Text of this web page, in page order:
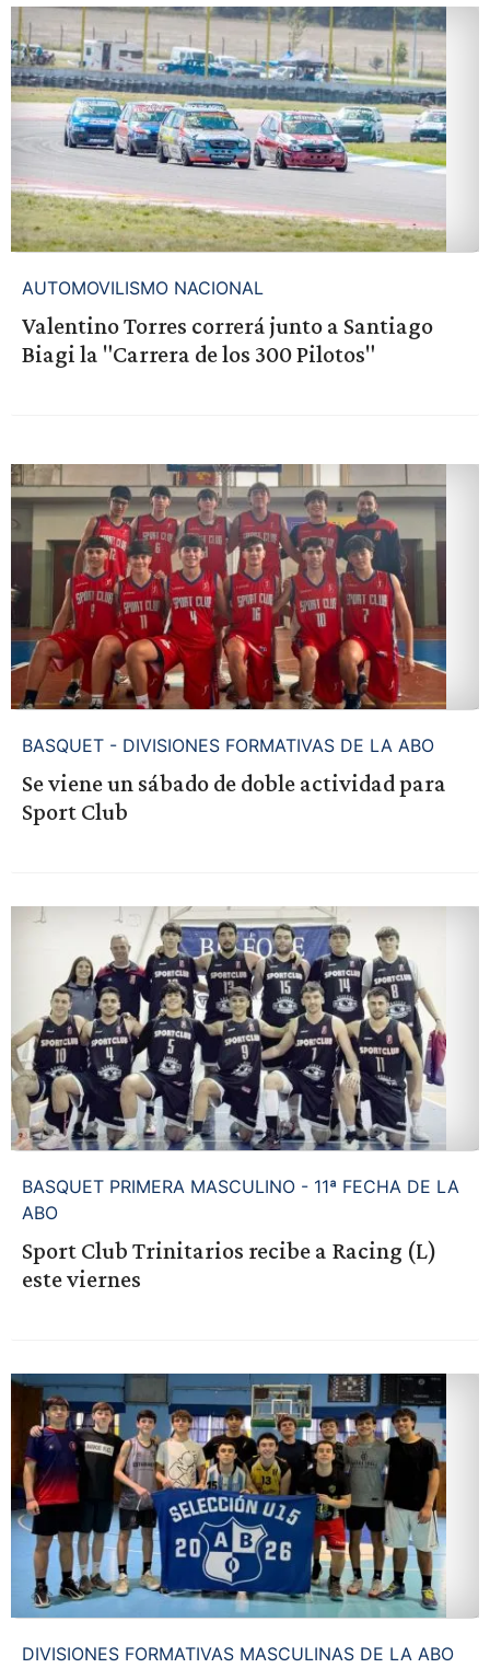
AUTOMOVILISMO NACIONAL
Valentino Torres correrá junto a Santiago
Biagi la "Carrera de los 300 Pilotos"
BASQUET - DIVISIONES FORMATIVAS DE LA ABO
Se viene un sábado de doble actividad para
Sport Club
BASQUET PRIMERA MASCULINO - 11ª FECHA DE LA
ABO
Sport Club Trinitarios recibe a Racing (L)
este viernes
DIVISIONES FORMATIVAS MASCULINAS DE LA ABO